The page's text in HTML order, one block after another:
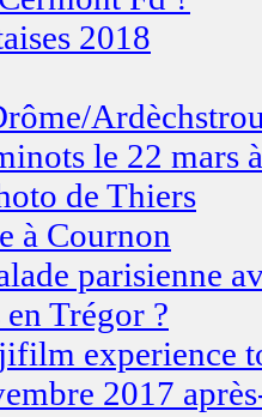
2018
le 22 mars
de Thiers
à Cournon
parisienne
Trégor ?
experience
2017